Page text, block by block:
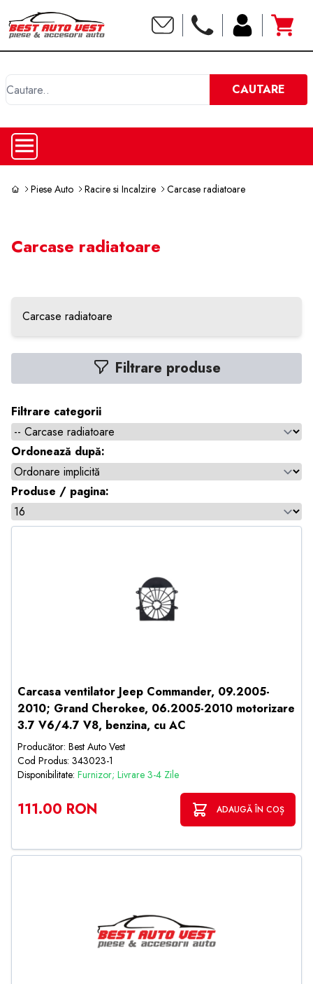
CAUTARE
Piese Auto Racire si Incalzire Carcase radiatoare
Carcase radiatoare
Carcase radiatoare
Filtrare produse
Filtrare categorii
Ordonează după:
Produse / pagina:
Carcasa ventilator Jeep Commander, 09.2005-
2010; Grand Cherokee, 06.2005-2010 motorizare
3.7 V6/4.7 V8, benzina, cu AC
Producător: Best Auto Vest
Cod Produs: 343023-1
Disponibilitate: Furnizor; Livrare 3-4 Zile
111.00 RON ADAUGĂ ÎN COȘ